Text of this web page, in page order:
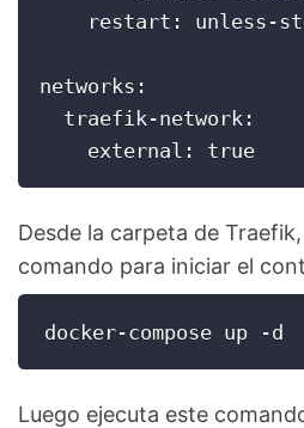
restart: unless-
networks:
  traefik-network:
    external: true
Desde la carpeta de
comando para iniciar el
docker-compose up -d
Luego ejecuta este